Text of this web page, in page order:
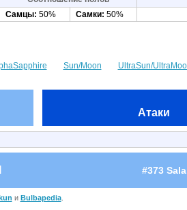
Самцы: 50% Самки: 50%
Sun/Moon UltraSun/
Атаки
#373
и Bulbapedia.